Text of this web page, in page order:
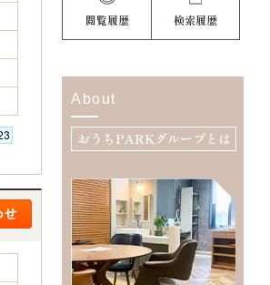
閲覧履歴 検索履歴
About
おうちPARKグループとは